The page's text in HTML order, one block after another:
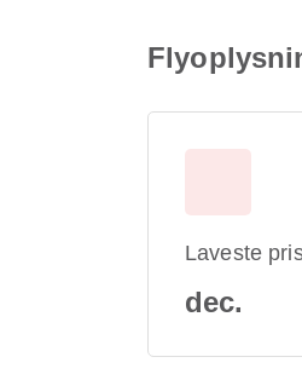
Laveste
dec.